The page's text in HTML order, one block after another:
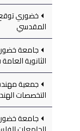
خضوري
المقدسي
جامعة
الثانوية
جمعية
التخصصات
جامعة